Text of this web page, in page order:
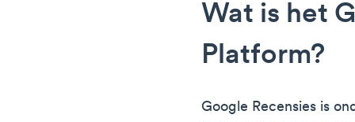
Wat is het
Platform?
Google Recensies is